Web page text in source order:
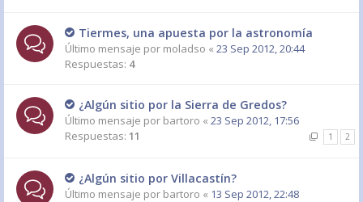
Tiermes, una apuesta por la astronomía
Último mensaje por moladso « 23 Sep 2012, 20:44
Respuestas: 4
¿Algún sitio por la Sierra de Gredos?
Último mensaje por bartoro « 23 Sep 2012, 17:56
Respuestas: 11 1 2
¿Algún sitio por Villacastín?
Último mensaje por bartoro « 13 Sep 2012, 22:48